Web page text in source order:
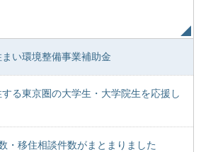
い環境整備事業補助金
る東京圏の大学生・大学院生を応援し
・移住相談件数がまとまりました